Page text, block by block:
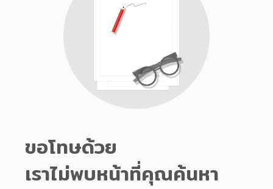
ขอโทษด้วย
เราไม่พบหน้าที่คุณค้นหา